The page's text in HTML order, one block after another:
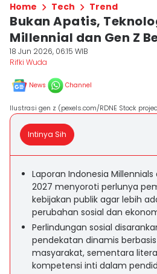
Home Tech Trend
Bukan Apatis,
Millennial dan Gen Z
18 Jun 2026, 06:15 WIB
Rifki Wuda
News Channel
Ilustrasi gen z (pexels.com/RDNE Stock
Intinya Sih
Laporan Indonesia Millennials
2027 menyoroti perlunya
kebijakan publik agar lebih
perubahan sosial dan
Perlindungan sosial
pendekatan dinamis
masyarakat, sementara
kompetensi inti dalam